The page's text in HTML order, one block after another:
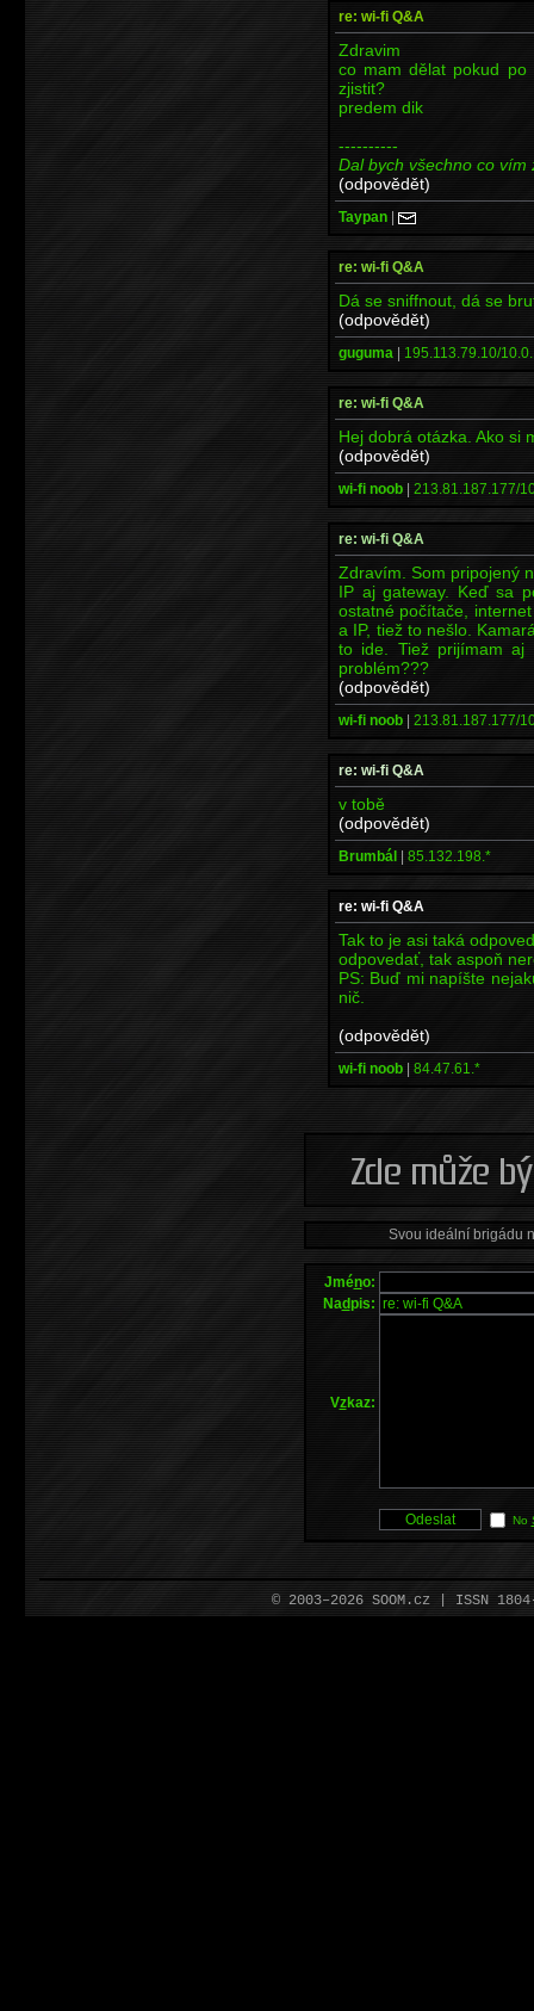
re: wi-fi Q&A
Zdravim
co mam dělat pokud
zjistit?
predem dik
----------
Dal bych všechno co
(odpovědět)
Taypan |
re: wi-fi Q&A
Dá se sniffnout, dá se
(odpovědět)
guguma | 195.113.79.10/
re: wi-fi Q&A
Hej dobrá otázka. Ako si
(odpovědět)
wi-fi noob | 213.81.187.177/
re: wi-fi Q&A
Zdravím. Som pripojený
IP aj gateway. Keď sa
ostatné počítače,
a IP, tiež to nešlo.
to ide. Tiež prijímam aj
problém???
(odpovědět)
wi-fi noob | 213.81.187.177/
re: wi-fi Q&A
v tobě
(odpovědět)
Brumbál | 85.132.198.*
re: wi-fi Q&A
Tak to je asi taká
odpovedať, tak aspoň
PS: Buď mi napíšte
nič.
(odpovědět)
wi-fi noob | 84.47.61.*
Svou ideální brigádu
Jméno:
Nadpis:
Vzkaz:
No
© 2003–2026 SOOM.cz | ISSN